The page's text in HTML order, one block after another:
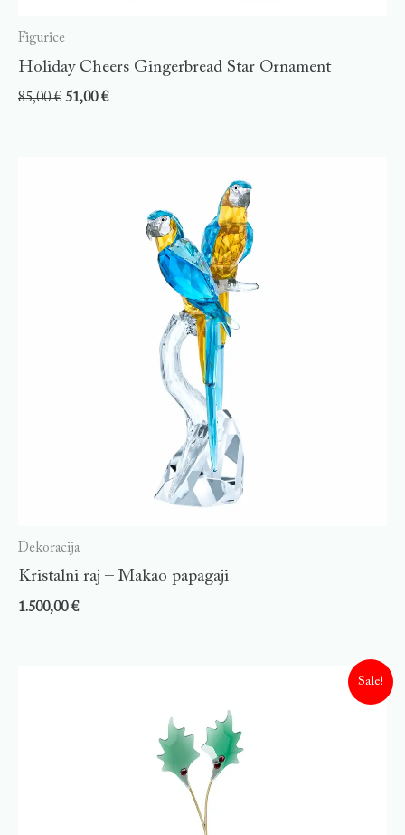
Figurice
Holiday Cheers Gingerbread Star Ornament
85,00€ 51,00€
Dekoracija
Kristalni raj – Makao papagaji
1.500,00€
Sale!